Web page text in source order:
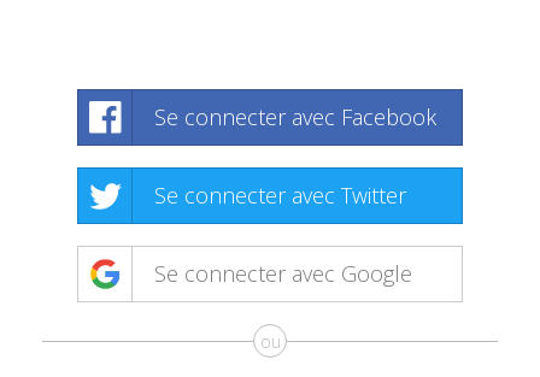
Se connecter avec Facebook
Se connecter avec Twitter
Se connecter avec Google
ou